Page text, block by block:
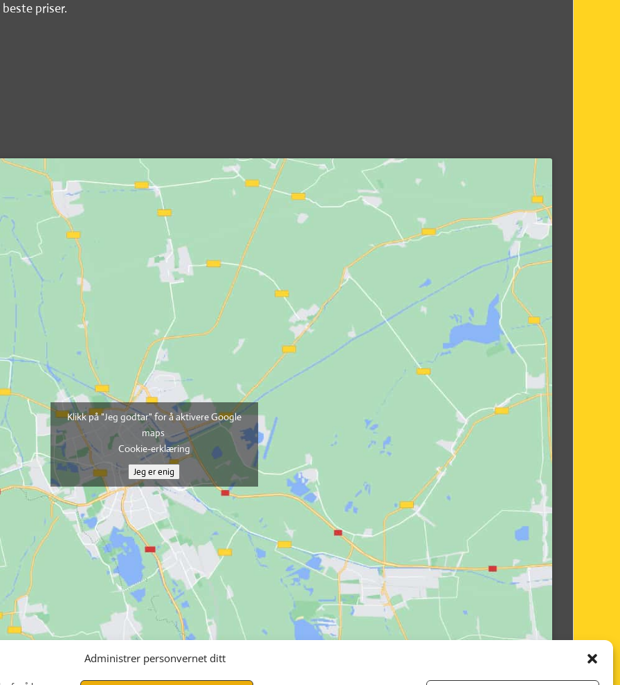
Administrer personvernet ditt
priser.
Klikk på "Jeg godtar" for å aktivere Google
maps
Cookie-erklæring
Jeg er enig